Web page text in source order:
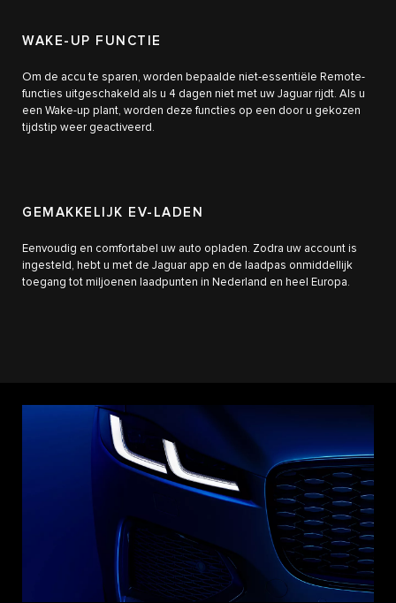
WAKE-UP FUNCTIE
Om de accu te sparen, worden bepaalde niet-essentiële Remote-
functies uitgeschakeld als u 4 dagen niet met uw Jaguar rijdt. Als u
een Wake-up plant, worden deze functies op een door u gekozen
tijdstip weer geactiveerd.
GEMAKKELIJK EV-LADEN
Eenvoudig en comfortabel uw auto opladen. Zodra uw account is
ingesteld, hebt u met de Jaguar app en de laadpas onmiddellijk
toegang tot miljoenen laadpunten in Nederland en heel Europa.